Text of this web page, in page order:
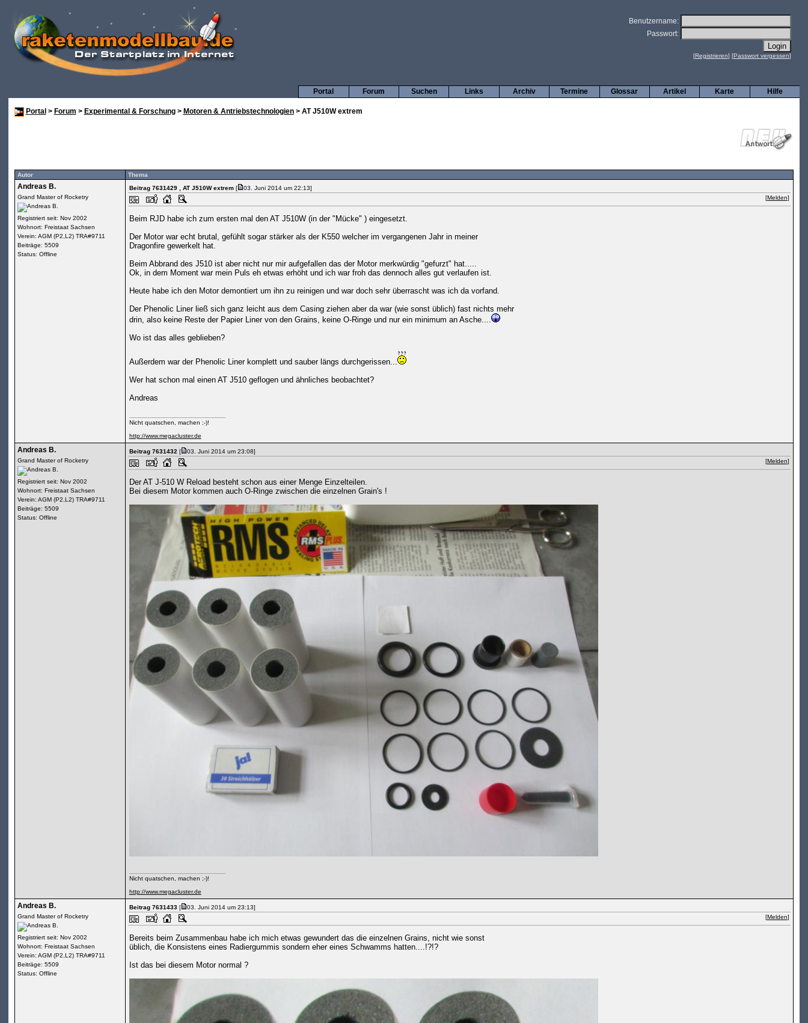
Benutzername:
Passwort:
[Registrieren] [Passwort vergessen]
Hilfe
Karte
Artikel
Glossar
Termine
Archiv
Links
Suchen
Forum
Portal
Portal > Forum > Experimental & Forschung> Motoren & Antriebstechnologien> AT J510W extrem
Autor Thema
Andreas B.
Grand Master of Rocketry
Registriert seit: Nov 2002
Wohnort: Freistaat Sachsen
Verein: AGM (P2,L2) TRA#9711
Beiträge: 5509
Status: Offline
Beitrag 7631429 , AT J510W extrem[
03. Juni 2014 um 22:13]
[Melden]
Beim RJD habe ich zum ersten mal den AT J510W (in der "Mücke" ) eingesetzt.
Der Motor war echt brutal, gefühlt sogar stärker als der K550 welcher im vergangenen Jahr in meiner
Dragonfire gewerkelt hat.
Beim Abbrand des J510 ist aber nicht nur mir aufgefallen das der Motor merkwürdig "gefurzt" hat.....
Ok, in dem Moment war mein Puls eh etwas erhöht und ich war froh das dennoch alles gut verlaufen ist.
Heute habe ich den Motor demontiert um ihn zu reinigen und war doch sehr überrascht was ich da vorfand.
Der Phenolic Liner ließ sich ganz leicht aus dem Casing ziehen aber da war (wie sonst üblich) fast nichts mehr
drin, also keine Reste der Papier Liner von den Grains, keine O-Ringe und nur ein minimum an Asche....
Wo ist das alles geblieben?
Außerdem war der Phenolic Liner komplett und sauber längs durchgerissen...
Wer hat schon mal einen AT J510 geflogen und ähnliches beobachtet?
Andreas
Nicht quatschen, machen ;-)!
http://www.megacluster.de
Andreas B.
Grand Master of Rocketry
Registriert seit: Nov 2002
Wohnort: Freistaat Sachsen
Verein: AGM (P2,L2) TRA#9711
Beiträge: 5509
Status: Offline
Beitrag 7631432[
03. Juni 2014 um 23:08]
[Melden]
Der AT J-510 W Reload besteht schon aus einer Menge Einzelteilen.
Bei diesem Motor kommen auch O-Ringe zwischen die einzelnen Grain's !
Nicht quatschen, machen ;-)!
http://www.megacluster.de
Andreas B.
Grand Master of Rocketry
Registriert seit: Nov 2002
Wohnort: Freistaat Sachsen
Verein: AGM (P2,L2) TRA#9711
Beiträge: 5509
Status: Offline
Beitrag 7631433[
03. Juni 2014 um 23:13]
[Melden]
Bereits beim Zusammenbau habe ich mich etwas gewundert das die einzelnen Grains, nicht wie sonst
üblich, die Konsistens eines Radiergummis sondern eher eines Schwamms hatten....!?!?
Ist das bei diesem Motor normal ?